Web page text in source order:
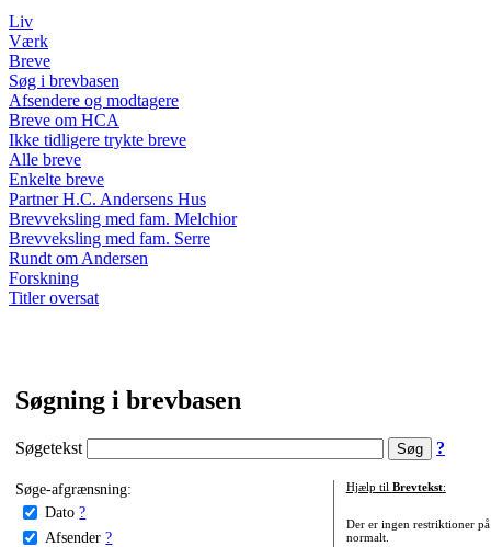
Liv
Værk
Breve
Søg i brevbasen
Afsendere og modtagere
Breve om HCA
Ikke tidligere trykte breve
Alle breve
Enkelte breve
Partner H.C. Andersens Hus
Brevveksling med fam. Melchior
Brevveksling med fam. Serre
Rundt om Andersen
Forskning
Titler oversat
Søgning i brevbasen
Søgetekst ?
Søge-afgrænsning:
Dato ?
Afsender ?
Hjælp til Brevtekst:
Der er ingen restriktioner
normalt.